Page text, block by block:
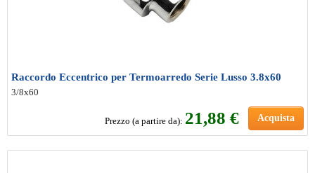
Raccordo Eccentrico per Termoarredo Serie Lusso 3.8x60
3/8x60
Prezzo (a partire da): 21,88 € Acquista